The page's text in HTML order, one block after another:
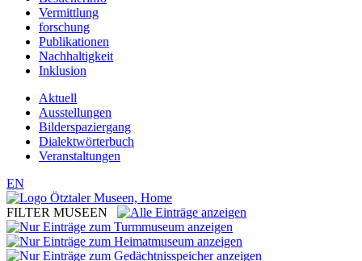
Vermittlung
forschung
Publikationen
Nachhaltigkeit
Inklusion
Aktuell
Ausstellungen
Bilderspaziergang
Dialektwörterbuch
Veranstaltungen
EN
FILTER MUSEEN